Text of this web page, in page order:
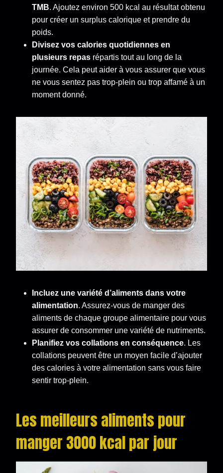
TMB. Ajoutez environ 500 kcal au résultat obtenu
pour créer un surplus calorique et prendre du
poids.
Divisez vos calories quotidiennes en
plusieurs repas répartis tout au long de la
journée. Cela peut aider à vous assurer que vous
ne vous sentez pas trop-plein ou trop affamé à un
moment donné.
Incluez une variété d’aliments dans votre
alimentation. Assurez-vous de manger des
aliments de chaque groupe alimentaire pour vous
assurer de consommer une variété de nutriments.
Planifiez vos collations en conséquence. Les
collations peuvent être un moyen facile d’ajouter
des calories à votre alimentation sans vous faire
sentir trop-plein.
Les meilleurs aliments pour
manger 3000 kcal par jour